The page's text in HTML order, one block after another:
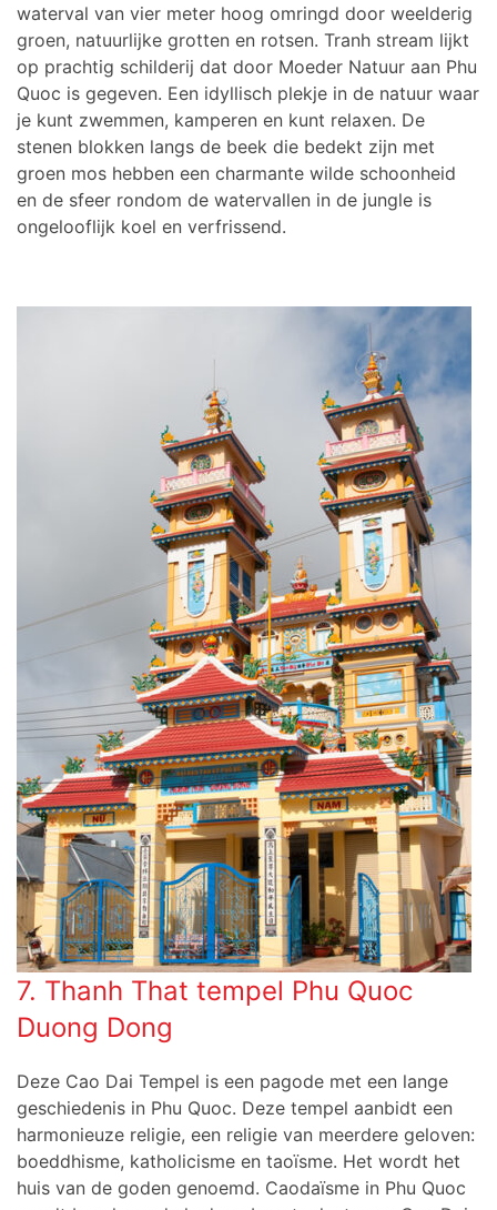
waterval van vier meter hoog omringd door weelderig
groen, natuurlijke grotten en rotsen. Tranh stream lijkt
op prachtig schilderij dat door Moeder Natuur aan Phu
Quoc is gegeven. Een idyllisch plekje in de natuur waar
je kunt zwemmen, kamperen en kunt relaxen. De
stenen blokken langs de beek die bedekt zijn met
groen mos hebben een charmante wilde schoonheid
en de sfeer rondom de watervallen in de jungle is
ongelooflijk koel en verfrissend.
7. Thanh That tempel Phu Quoc
Duong Dong
Deze Cao Dai Tempel is een pagode met een lange
geschiedenis in Phu Quoc. Deze tempel aanbidt een
harmonieuze religie, een religie van meerdere geloven:
boeddhisme, katholicisme en taoïsme. Het wordt het
huis van de goden genoemd. Caodaïsme in Phu Quoc